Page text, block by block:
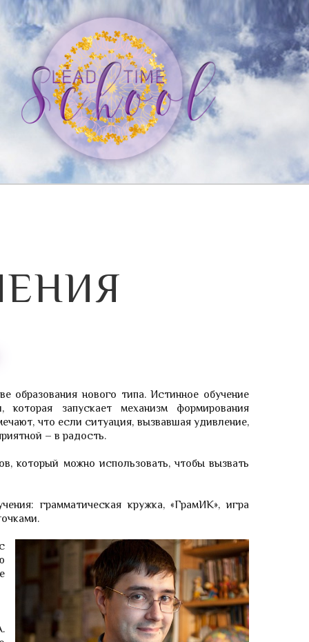
образования нового типа. Истинное обучение
запускает механизм формирования
что если ситуация, вызвавшая удивление,
– в радость.
который можно использовать, чтобы вызвать
грамматическая кружка, «ГрамИК», игра